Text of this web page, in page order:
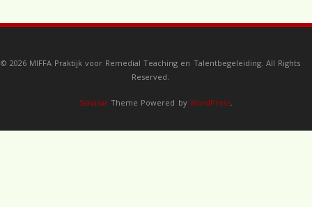
© 2026 MIFFA Praktijk voor Remedial Teaching en Talentbegeleiding. All Rights
Reserved.
Sanasar Theme Powered by WordPress.